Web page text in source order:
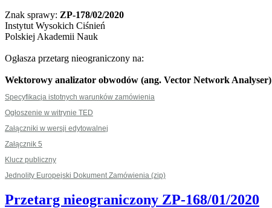
Znak sprawy: ZP-178/02/2020
Instytut Wysokich Ciśnień
Polskiej Akademii Nauk
Ogłasza przetarg nieograniczony na:
Wektorowy analizator obwodów (ang. Vector Network Analyser)
Specyfikacja istotnych warunków zamówienia
Ogłoszenie w witrynie TED
Załączniki w wersji edytowalnej
Załącznik 5
Klucz publiczny
Jednolity Europejski Dokument Zamówienia (zip)
Przetarg nieograniczony ZP-168/01/2020